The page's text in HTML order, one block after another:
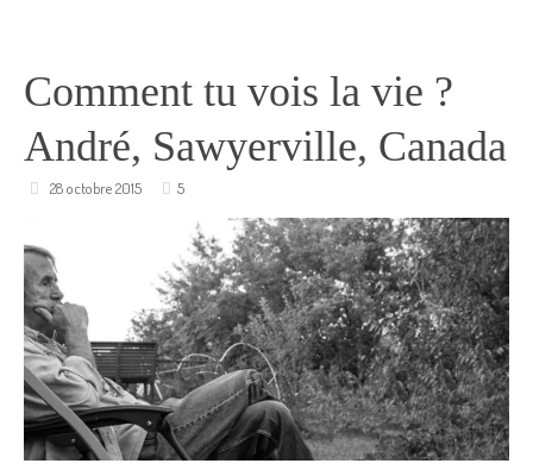
Comment tu vois la vie ?
André, Sawyerville, Canada
28 octobre 2015 5